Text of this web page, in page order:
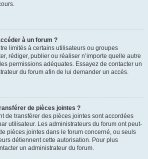
à un forum ?
limités à certains utilisateurs ou groupes
rédiger, publier ou réaliser n’importe quelle autre
permissions adéquates. Essayez de contacter un
du forum afin de lui demander un accès.
de pièces jointes ?
de transférer des pièces jointes sont accordées
utilisateur. Les administrateurs du forum ont peut-
pièces jointes dans le forum concerné, ou seuls
détiennent cette autorisation. Pour plus
un administrateur du forum.